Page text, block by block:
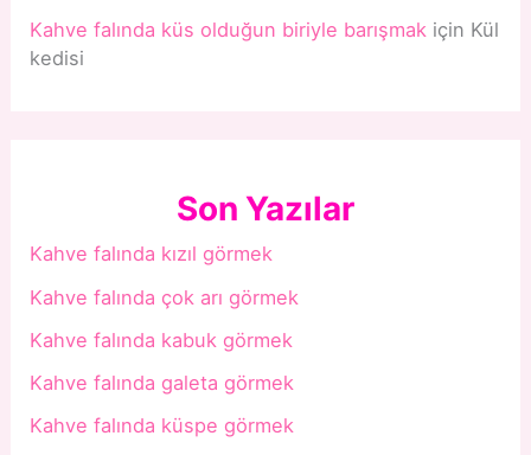
Kahve falında küs olduğun biriyle barışmak için Kül
kedisi
Son Yazılar
Kahve falında kızıl görmek
Kahve falında çok arı görmek
Kahve falında kabuk görmek
Kahve falında galeta görmek
Kahve falında küspe görmek